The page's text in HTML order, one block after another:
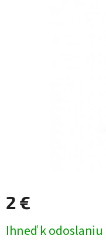
2 €
cena:
Ihneď k odoslaniu